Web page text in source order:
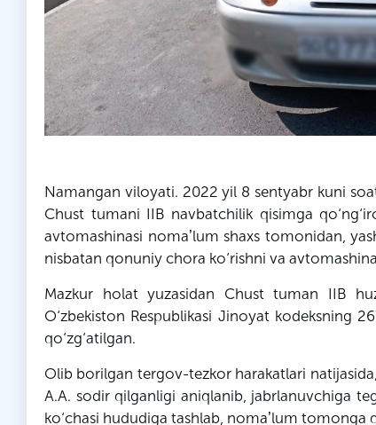
Namangan viloyati. 2022 yil 8 sentyabr kuni
Chust tumani IIB navbatchilik qisimga
avtomashinasi nomaʼlum shaxs tomonidan,
nisbatan qonuniy chora ko‘rishni va
Mazkur holat yuzasidan Chust tuman IIB
O‘zbekiston Respublikasi Jinoyat kodeksning
qo‘zg‘atilgan.
Olib borilgan tergov-tezkor harakatlari
A.A. sodir qilganligi aniqlanib, jabrlanuvchiga
ko‘chasi hududiga tashlab, nomaʼlum tomonga